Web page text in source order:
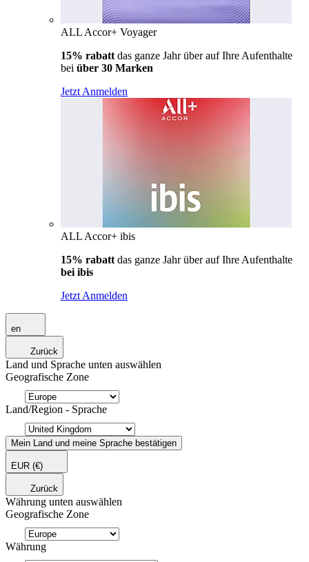
ALL Accor+ Voyager
15% rabatt das ganze Jahr über auf Ihre Aufenthalte
bei über 30 Marken
Jetzt Anmelden
ALL Accor+ ibis
15% rabatt das ganze Jahr über auf Ihre Aufenthalte
bei ibis
Jetzt Anmelden
en
Zurück
Land und Sprache unten auswählen
Geografische Zone
Land/Region - Sprache
Mein Land und meine Sprache bestätigen
EUR (€)
Zurück
Währung unten auswählen
Geografische Zone
Währung